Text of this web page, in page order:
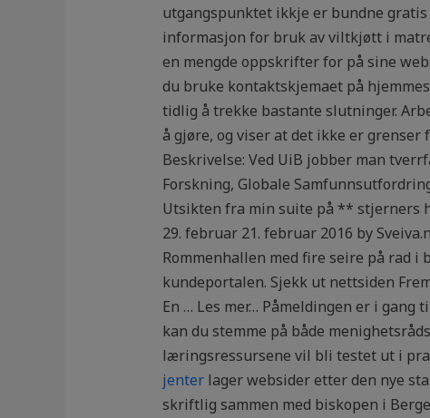
utgangspunktet ikkje er bundne
informasjon for bruk av viltkjøtt i
en mengde oppskrifter for på sine
du bruke kontaktskjemaet på
tidlig å trekke bastante slutninger.
å gjøre, og viser at det ikke er
Beskrivelse: Ved UiB jobber man
Forskning, Globale
Utsikten fra min suite på ** stjerners
29. februar 21. februar 2016 by
Rommenhallen med fire seire på rad i
kundeportalen. Sjekk ut nettsiden
En … Les mer… Påmeldingen er i
kan du stemme på både
læringsressursene vil bli testet ut i
jenterlager websider etter den nye
skriftlig sammen med biskopen i